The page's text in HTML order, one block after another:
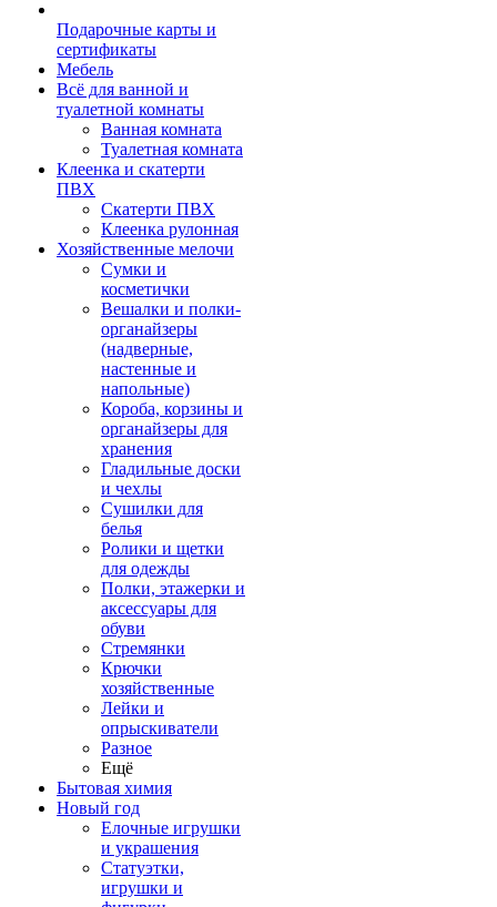
Подарочные карты и
сертификаты
Мебель
Всё для ванной и
туалетной комнаты
Ванная комната
Туалетная комната
Клеенка и скатерти
ПВХ
Скатерти ПВХ
Клеенка рулонная
Хозяйственные мелочи
Сумки и
косметички
Вешалки и полки-
органайзеры
(надверные,
настенные и
напольные)
Короба, корзины и
органайзеры для
хранения
Гладильные доски
и чехлы
Сушилки для
белья
Ролики и щетки
для одежды
Полки, этажерки и
аксессуары для
обуви
Стремянки
Крючки
хозяйственные
Лейки и
опрыскиватели
Разное
Ещё
Бытовая химия
Новый год
Елочные игрушки
и украшения
Статуэтки,
игрушки и